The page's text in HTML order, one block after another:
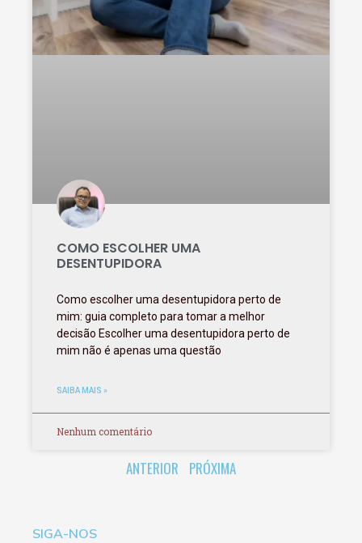
COMO ESCOLHER UMA
DESENTUPIDORA
Como escolher uma desentupidora perto de
mim: guia completo para tomar a melhor
decisão Escolher uma desentupidora perto de
mim não é apenas uma questão
SAIBA MAIS »
Nenhum comentário
ANTERIOR PRÓXIMA
SIGA-NOS